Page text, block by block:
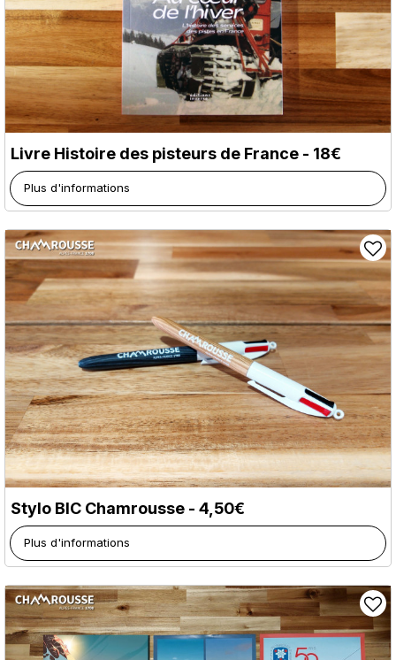
Livre Histoire des pisteurs de France - 18€
Plus d'informations
Stylo BIC Chamrousse - 4,50€
Plus d'informations